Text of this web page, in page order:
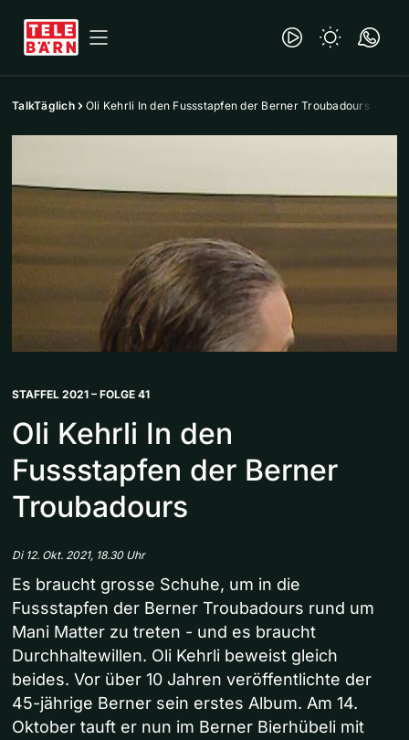
TalkTäglich Oli Kehrli In den Fussstapfen der Berner Troubadours
STAFFEL 2021 – FOLGE 41
Oli Kehrli In den
Fussstapfen der Berner
Troubadours
Di 12. Okt. 2021, 18.30 Uhr
Es braucht grosse Schuhe, um in die
Fussstapfen der Berner Troubadours rund um
Mani Matter zu treten - und es braucht
Durchhaltewillen. Oli Kehrli beweist gleich
beides. Vor über 10 Jahren veröffentlichte der
45-jährige Berner sein erstes Album. Am 14.
Oktober tauft er nun im Berner Bierhübeli mit